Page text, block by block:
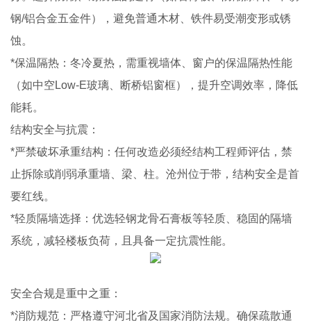
钢/铝合金五金件），避免普通木材、铁件易受潮变形或锈
蚀。
*保温隔热：冬冷夏热，需重视墙体、窗户的保温隔热性能
（如中空Low-E玻璃、断桥铝窗框），提升空调效率，降低
能耗。
结构安全与抗震：
*严禁破坏承重结构：任何改造必须经结构工程师评估，禁
止拆除或削弱承重墙、梁、柱。沧州位于带，结构安全是首
要红线。
*轻质隔墙选择：优选轻钢龙骨石膏板等轻质、稳固的隔墙
系统，减轻楼板负荷，且具备一定抗震性能。
安全合规是重中之重：
*消防规范：严格遵守河北省及国家消防法规。确保疏散通